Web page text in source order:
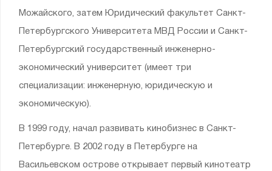
Можайского, затем Юридический факультет Санкт-
Петербургского Университета МВД России и Санкт-
Петербургский государственный инженерно-
экономический университет (имеет три
специализации: инженерную, юридическую и
экономическую).
В 1999 году, начал развивать кинобизнес в Санкт-
Петербурге. В 2002 году в Петербурге на
Васильевском острове открывает первый кинотеатр